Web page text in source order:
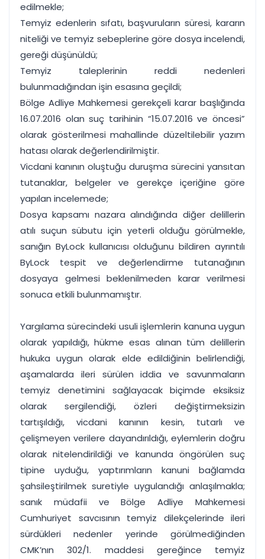
edilmekle;
Temyiz edenlerin sıfatı, başvuruların süresi, kararın
niteliği ve temyiz sebeplerine göre dosya incelendi,
gereği düşünüldü;
Temyiz taleplerinin reddi nedenleri
bulunmadığından işin esasına geçildi;
Bölge Adliye Mahkemesi gerekçeli karar başlığında
16.07.2016 olan suç tarihinin “15.07.2016 ve öncesi”
olarak gösterilmesi mahallinde düzeltilebilir yazım
hatası olarak değerlendirilmiştir.
Vicdani kanının oluştuğu duruşma sürecini yansıtan
tutanaklar, belgeler ve gerekçe içeriğine göre
yapılan incelemede;
Dosya kapsamı nazara alındığında diğer delillerin
atılı suçun sübutu için yeterli olduğu görülmekle,
sanığın ByLock kullanıcısı olduğunu bildiren ayrıntılı
ByLock tespit ve değerlendirme tutanağının
dosyaya gelmesi beklenilmeden karar verilmesi
sonuca etkili bulunmamıştır.
Yargılama sürecindeki usuli işlemlerin kanuna uygun
olarak yapıldığı, hükme esas alınan tüm delillerin
hukuka uygun olarak elde edildiğinin belirlendiği,
aşamalarda ileri sürülen iddia ve savunmaların
temyiz denetimini sağlayacak biçimde eksiksiz
olarak sergilendiği, özleri değiştirmeksizin
tartışıldığı, vicdani kanının kesin, tutarlı ve
çelişmeyen verilere dayandırıldığı, eylemlerin doğru
olarak nitelendirildiği ve kanunda öngörülen suç
tipine uyduğu, yaptırımların kanuni bağlamda
şahsileştirilmek suretiyle uygulandığı anlaşılmakla;
sanık müdafii ve Bölge Adliye Mahkemesi
Cumhuriyet savcısının temyiz dilekçelerinde ileri
sürdükleri nedenler yerinde görülmediğinden
CMK’nın 302/1. maddesi gereğince temyiz